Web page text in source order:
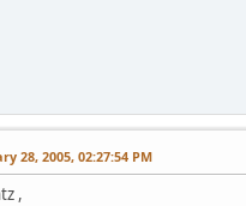
for28, 2005, 02:27:54 PM
,